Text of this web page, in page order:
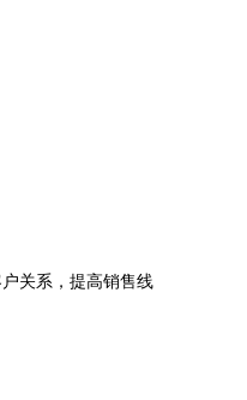
关系，提高销售线